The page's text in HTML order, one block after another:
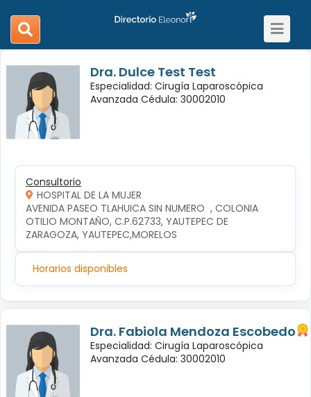
search
navigation
Toggle
Dra. Dulce Test Test
Especialidad: Cirugía Laparoscópica
Avanzada Cédula: 30002010
Consultorio
HOSPITAL DE LA MUJER
AVENIDA PASEO TLAHUICA SIN NUMERO  , COLONIA
OTILIO MONTAÑO, C.P.62733, YAUTEPEC DE
ZARAGOZA, YAUTEPEC,MORELOS
Horarios disponibles
Dra. Fabiola Mendoza Escobedo
Especialidad: Cirugía Laparoscópica
Avanzada Cédula: 30002010